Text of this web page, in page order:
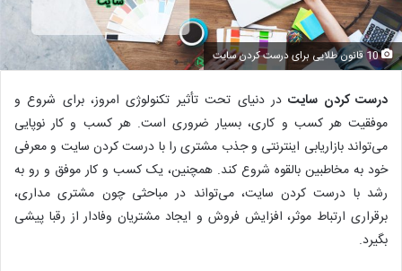
10 قانون طلایی برای درست کردن سایت
درست کردن سایتدر دنیای تحت تأثیر تکنولوژی امروز، برای شروع و
موفقیت هر کسب و کاری، بسیار ضروری است. هر کسب و کار نوپایی
می‌تواند بازاریابی اینترنتی و جذب مشتری را با درست کردن سایت و معرفی
خود به مخاطبین بالقوه شروع کند. همچنین، یک کسب و کار موفق و رو به
رشد با درست کردن سایت، می‌تواند در مباحثی چون مشتری مداری،
برقراری ارتباط موثر، افزایش فروش و ایجاد مشتریان وفادار از رقبا پیشی
بگیرد.